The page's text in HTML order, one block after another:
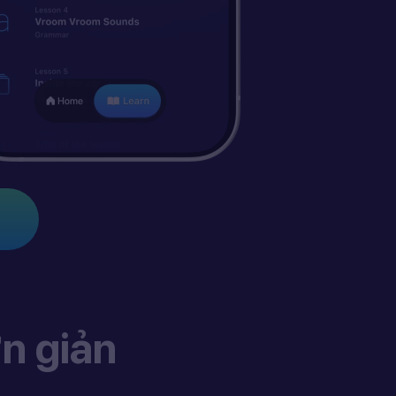
giản